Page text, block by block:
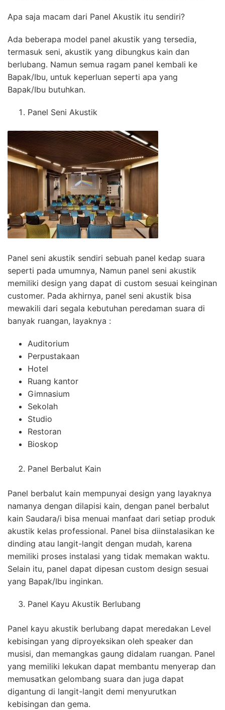
Apa saja macam dari Panel Akustik itu sendiri?
Ada beberapa model panel akustik yang tersedia,
termasuk seni, akustik yang dibungkus kain dan
berlubang. Namun semua ragam panel kembali ke
Bapak/Ibu, untuk keperluan seperti apa yang
Bapak/Ibu butuhkan.
Panel Seni Akustik
Panel seni akustik sendiri sebuah panel kedap suara
seperti pada umumnya, Namun panel seni akustik
memiliki design yang dapat di custom sesuai keinginan
customer. Pada akhirnya, panel seni akustik bisa
mewakili dari segala kebutuhan peredaman suara di
banyak ruangan, layaknya :
Auditorium
Perpustakaan
Hotel
Ruang kantor
Gimnasium
Sekolah
Studio
Restoran
Bioskop
Panel Berbalut Kain
Panel berbalut kain mempunyai design yang layaknya
namanya dengan dilapisi kain, dengan panel berbalut
kain Saudara/i bisa menuai manfaat dari setiap produk
akustik kelas professional. Panel bisa diinstalasikan ke
dinding atau langit-langit dengan mudah, karena
memiliki proses instalasi yang tidak memakan waktu.
Selain itu, panel dapat dipesan custom design sesuai
yang Bapak/Ibu inginkan.
Panel Kayu Akustik Berlubang
Panel kayu akustik berlubang dapat meredakan Level
kebisingan yang diproyeksikan oleh speaker dan
musisi, dan memangkas gaung didalam ruangan. Panel
yang memiliki lekukan dapat membantu menyerap dan
memusatkan gelombang suara dan juga dapat
digantung di langit-langit demi menyurutkan
kebisingan dan gema.